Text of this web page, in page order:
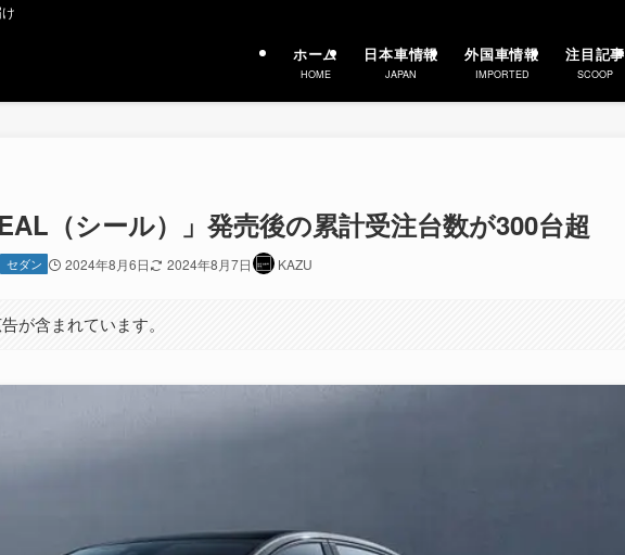
ホーム
HOME
日本車情報
JAPAN
外国車情報
IMPORTED
注目記事
SCOOP
（シール）」発売後の累計受注台数が300台超
セダン 2024年8月6日 2024年8月7日 KAZU
が含まれています。